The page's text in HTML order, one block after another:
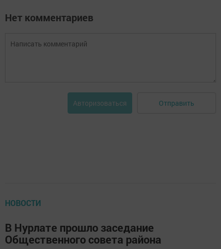
Нет комментариев
Авторизоваться Отправить
НОВОСТИ
В Нурлате прошло заседание
Общественного совета района